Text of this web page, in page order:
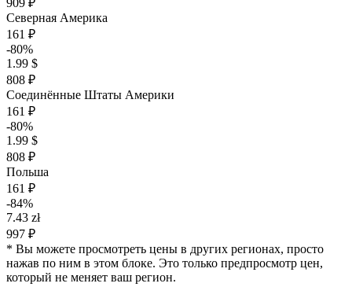
909 ₽
Северная Америка
161 ₽
-80%
1.99 $
808 ₽
Соединённые Штаты Америки
161 ₽
-80%
1.99 $
808 ₽
Польша
161 ₽
-84%
7.43 zł
997 ₽
* Вы можете просмотреть цены в других регионах, просто
нажав по ним в этом блоке. Это только предпросмотр цен,
который не меняет ваш регион.